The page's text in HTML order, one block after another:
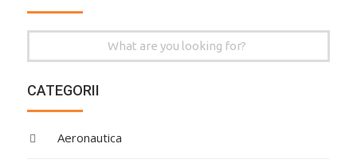
Search
CATEGORII
Aeronautica